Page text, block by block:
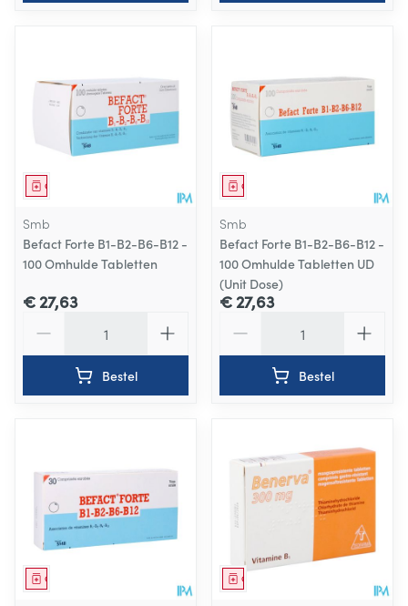
Geneesmiddel
Smb
Befact Forte B1-B2-B6-B12 -
100 Omhulde Tabletten
€ 27,63
Bestel
Geneesmiddel
Smb
Befact Forte B1-B2-B6-B12 -
100 Omhulde Tabletten UD
(Unit Dose)
€ 27,63
Bestel
Geneesmiddel Geneesmiddel